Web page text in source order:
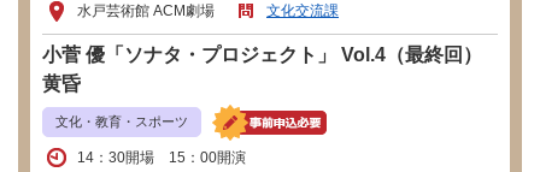
水戸芸術館 ACM劇場
文化交流課
小菅 優「ソナタ・プロジェクト」 Vol.4（最終回）
黄昏
文化・教育・スポーツ
14：30開場 15：00開演